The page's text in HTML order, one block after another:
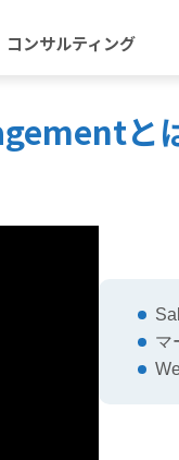
コンサルティング
と
マ